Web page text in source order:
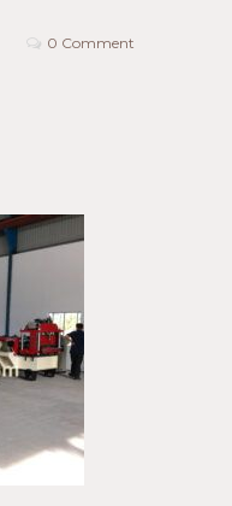
0 Comment